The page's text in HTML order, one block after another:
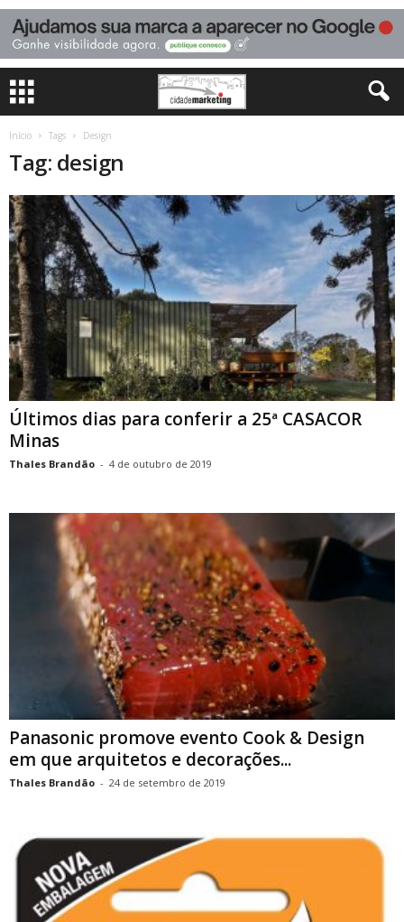
Início Tags Design
Tag: design
Últimos dias para conferir a 25ª CASACOR
Minas
Thales Brandão - 4 de outubro de 2019
Panasonic promove evento Cook & Design
em que arquitetos e decorações...
Thales Brandão - 24 de setembro de 2019